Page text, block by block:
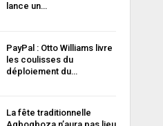
lance un…
PayPal : Otto Williams livre
les coulisses du
déploiement du…
La fête traditionnelle